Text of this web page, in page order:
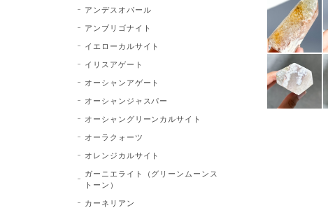
アンデスオパール
アンブリゴナイト
イエローカルサイト
イリスアゲート
オーシャンアゲート
オーシャンジャスパー
オーシャングリーンカルサイト
オーラクォーツ
オレンジカルサイト
ガーニエライト（グリーンムーンス
トーン）
カーネリアン